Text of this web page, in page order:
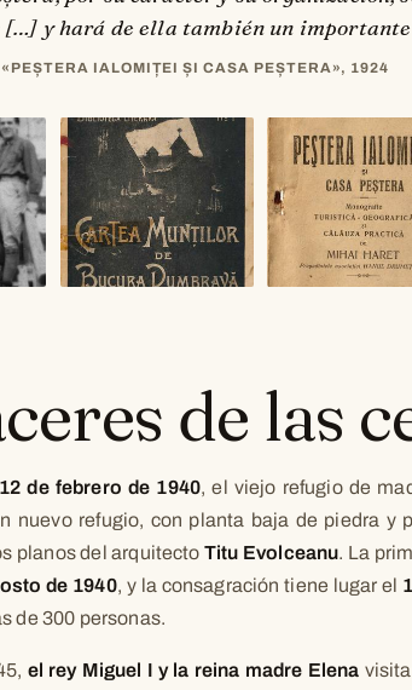
[…] y hará de ella también un
IALOMIȚEI ȘI CASA PEȘTERA», 1924
de las
12 de febrero de 1940, el viejo refugio de
nuevo refugio, con planta baja de piedra y
planos del arquitecto Titu Evolceanu. La
de 1940, y la consagración tiene lugar el
de 300 personas.
el rey Miguel I y la reina madre Elena